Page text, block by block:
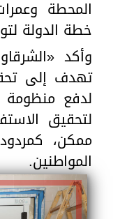
المحطة
خطة الدولة
وأكد
تهدف إلى
لدفع منظومة
لتحقيق
ممكن،
المواطنين.